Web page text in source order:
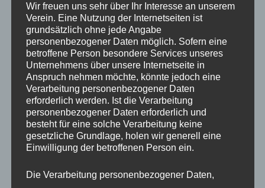
Koch
Veröffentlicht am8. Mai 2013 vonpillepalle
Unserem Vereinsmitglied Gerhard Koch wurde zur
Würdigung hervorragender Verdienste um das Land Hessen
und seiner Bevölkerungvom hessischen
Ministerpräsidenten der hessische Verdienstorden am Bande
verliehen.
Die Überreichung findet am Mittwoch, den 29. Mai um 11 Uhr im
Taunusinformationszentrum, Hohe-Mark-Straße 192 statt.
Herzlichen Glückwunsch!
Wir freuen uns sehr über Ihr Interesse an unserem
Verein. Eine Nutzung der Internetseiten ist
grundsätzlich ohne jede Angabe
personenbezogener Daten möglich. Sofern eine
betroffene Person besondere Services unseres
Unternehmens über unsere Internetseite in
Anspruch nehmen möchte, könnte jedoch eine
Verarbeitung personenbezogener Daten
erforderlich werden. Ist die Verarbeitung
personenbezogener Daten erforderlich und
besteht für eine solche Verarbeitung keine
gesetzliche Grundlage, holen wir generell eine
Einwilligung der betroffenen Person ein.
Die Verarbeitung personenbezogener Daten,